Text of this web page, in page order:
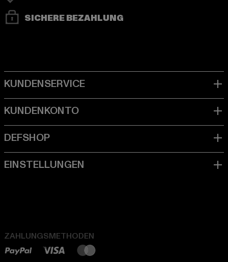
SICHERE BEZAHLUNG
ZAHLUNGSMETHODEN